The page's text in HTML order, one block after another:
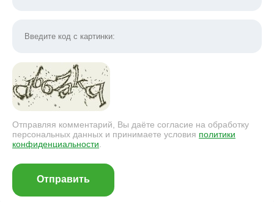
Отправляя комментарий, Вы даёте согласие на обработку
персональных данных и принимаете условия политики
конфиденциальности.
Отправить